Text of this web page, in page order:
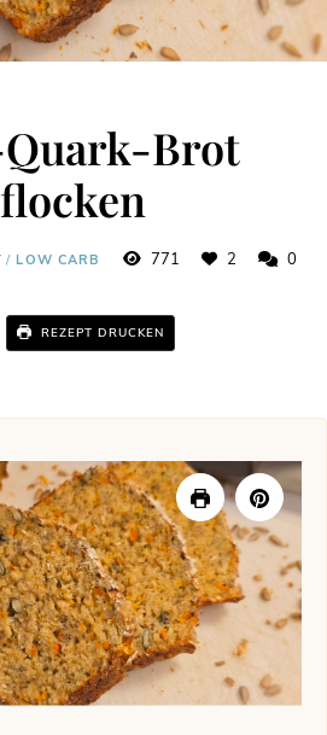
Brot
/ LOW CARB 771 2 0
REZEPT DRUCKEN